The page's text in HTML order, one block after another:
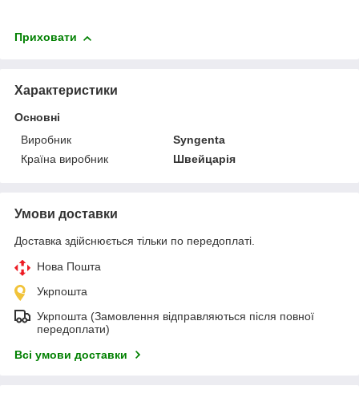
Приховати
Характеристики
Основні
Виробник
Syngenta
Країна виробник
Швейцарія
Умови доставки
Доставка здійснюється тільки по передоплаті.
Нова Пошта
Укрпошта
Укрпошта (Замовлення відправляються після повної
передоплати)
Всі умови доставки